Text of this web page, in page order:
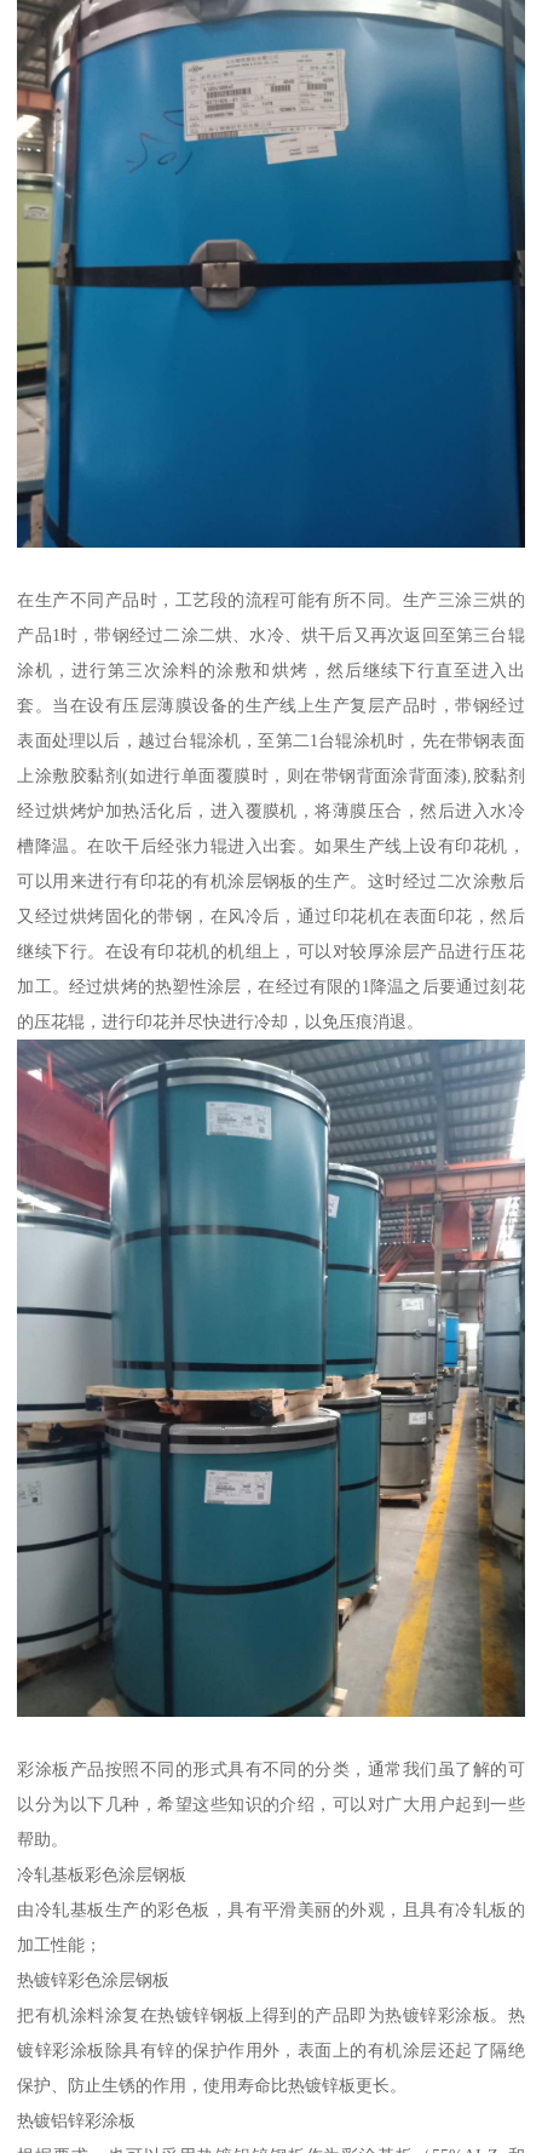
在生产不同产品时，工艺段的流程可能有所不同。生产三涂三烘的
产品1时，带钢经过二涂二烘、水冷、烘干后又再次返回至第三台辊
涂机，进行第三次涂料的涂敷和烘烤，然后继续下行直至进入出
套。当在设有压层薄膜设备的生产线上生产复层产品时，带钢经过
表面处理以后，越过台辊涂机，至第二1台辊涂机时，先在带钢表面
上涂敷胶黏剂(如进行单面覆膜时，则在带钢背面涂背面漆),胶黏剂
经过烘烤炉加热活化后，进入覆膜机，将薄膜压合，然后进入水冷
槽降温。在吹干后经张力辊进入出套。如果生产线上设有印花机，
可以用来进行有印花的有机涂层钢板的生产。这时经过二次涂敷后
又经过烘烤固化的带钢，在风冷后，通过印花机在表面印花，然后
继续下行。在设有印花机的机组上，可以对较厚涂层产品进行压花
加工。经过烘烤的热塑性涂层，在经过有限的1降温之后要通过刻花
的压花辊，进行印花并尽快进行冷却，以免压痕消退。
彩涂板产品按照不同的形式具有不同的分类，通常我们虽了解的可
以分为以下几种，希望这些知识的介绍，可以对广大用户起到一些
帮助。
冷轧基板彩色涂层钢板
由冷轧基板生产的彩色板，具有平滑美丽的外观，且具有冷轧板的
加工性能；
热镀锌彩色涂层钢板
把有机涂料涂复在热镀锌钢板上得到的产品即为热镀锌彩涂板。热
镀锌彩涂板除具有锌的保护作用外，表面上的有机涂层还起了隔绝
保护、防止生锈的作用，使用寿命比热镀锌板更长。
热镀铝锌彩涂板